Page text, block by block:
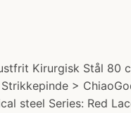
Kirurgisk Stål
>
steel Series: Red